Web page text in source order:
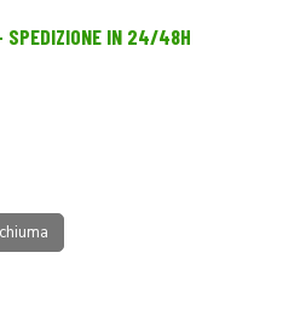
SPEDIZIONE IN 24/48H